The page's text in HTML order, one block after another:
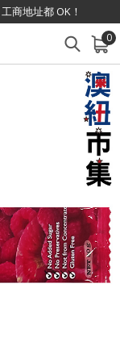
商地址都 OK！
0
查看